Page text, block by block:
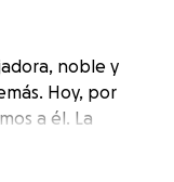
noble y
Hoy, por
a él. La